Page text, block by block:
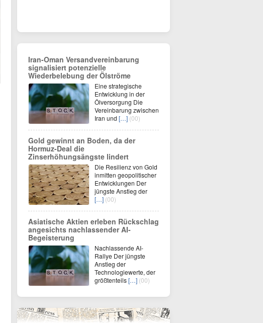
Iran-Oman Versandvereinbarung
signalisiert potenzielle
Wiederbelebung der Ölströme
Eine strategische
Entwicklung in der
Ölversorgung Die
Vereinbarung zwischen
Iran und […] (00)
Gold gewinnt an Boden, da der
Hormuz-Deal die
Zinserhöhungsängste lindert
Die Resilienz von Gold
inmitten geopolitischer
Entwicklungen Der
jüngste Anstieg der
[…] (00)
Asiatische Aktien erleben Rückschlag
angesichts nachlassender AI-
Begeisterung
Nachlassende AI-
Rallye Der jüngste
Anstieg der
Technologiewerte, der
größtenteils[…] (00)